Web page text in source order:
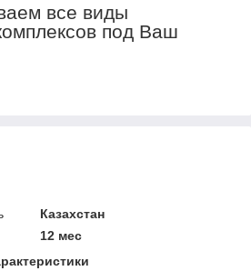
все виды
под Ваш
Казахстан
12 мес